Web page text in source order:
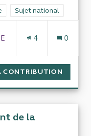
: Sécurité sociale, santé
Filtrer les résultats
Sujet national
4 0
CONTRIBUTION
de la